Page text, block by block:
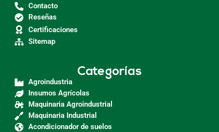
Contacto
Reseñas
Certificaciones
Sitemap
Categorías
Agroindustria
Insumos Agrícolas
Maquinaria Agroindustrial
Maquinaria Industrial
Acondicionador de suelos